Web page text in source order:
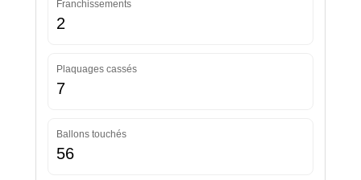
Franchissements
2
Plaquages cassés
7
Ballons touchés
56